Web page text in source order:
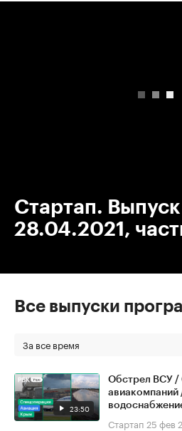
Стартап. Выпуск
28.04.2021,
Все выпуски
За все время
23:50
Обстрел ВСУ /
авиакомпаний
Стартап 25 фев